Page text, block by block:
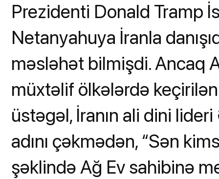
Prezidenti Donald Tramp
Netanyahuya İranla
məsləhət bilmişdi. Ancaq
müxtəlif ölkələrdə
üstəgəl, İranın ali dini
adını çəkmədən, “Sən
şəklində Ağ Ev sahibinə